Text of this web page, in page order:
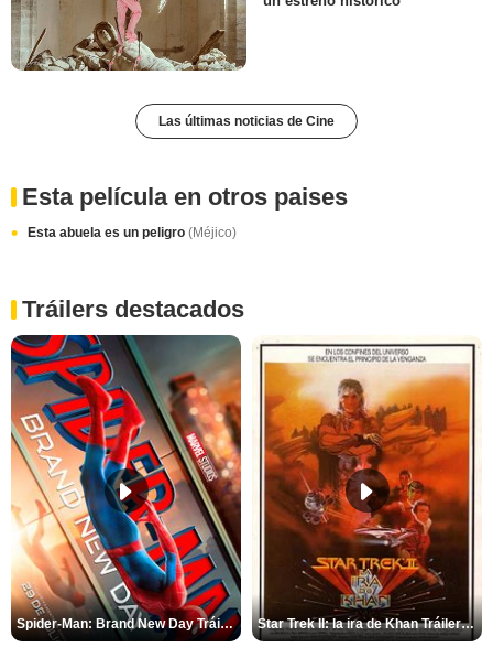
Las últimas noticias de Cine
Esta película en otros paises
Esta abuela es un peligro (Méjico)
Tráilers destacados
Spider-Man: Brand New Day Tráiler (3) Star Trek II: la ira de Khan Tráiler VO